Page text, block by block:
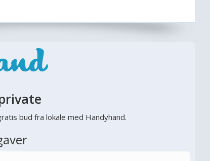
bud fra lokale med Handyhand.